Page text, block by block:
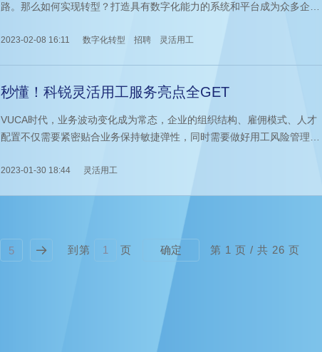
路。那么如何实现转型？打造具有数字化能力的系统和平台成为众多企业
涨，带动相关产业蓬勃发展。在此背景下，科锐国际人力资源公司通过整
2023-02-08 16:11 数字化转型 招聘 灵活用工
秒懂！科锐灵活用工服务亮点全GET
VUCA时代，业务波动变化成为常态，企业的组织结构、雇佣模式、人才
配置不仅需要紧密贴合业务保持敏捷弹性，同时需要做好用工风险管理，
专业灵活用工服务助力。
2023-01-30 18:44 灵活用工
5 到第 页 第 1 页 / 共 26 页